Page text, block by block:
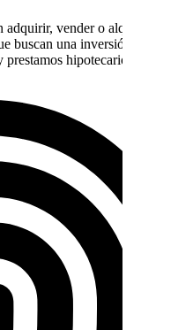
adquirir, vender o alquilar
buscan una inversión segura.
hipotecarios.